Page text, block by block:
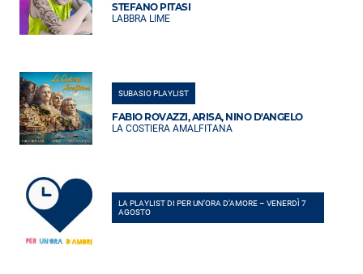
STEFANO PITASI
LABBRA LIME
SUBASIO PLAYLIST
FABIO ROVAZZI, ARISA, NINO D'ANGELO
LA COSTIERA AMALFITANA
LA PLAYLIST DI PER UN’ORA D’AMORE – VENERDÌ 7
AGOSTO